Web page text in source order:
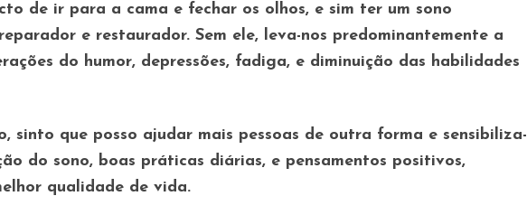
de ir para a cama e fechar os olhos, e sim ter um sono
e restaurador. Sem ele, leva-nos predominantemente a
do humor, depressões, fadiga, e diminuição das habilidades
sinto que posso ajudar mais pessoas de outra forma e sensibiliza-
do sono, boas práticas diárias, e pensamentos positivos,
qualidade de vida.